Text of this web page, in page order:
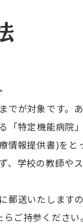
でが対象です。
「特定機能病院
情報提供書)をと
、学校の教師や
郵送いたします
ご持参ください。